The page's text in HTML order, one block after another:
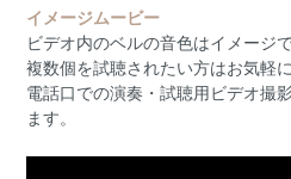
イメージムービー
ビデオ内のベルの音色はイメージ
複数個を試聴されたい方はお気軽
電話口での演奏・試聴用ビデオ撮
ます。